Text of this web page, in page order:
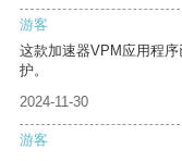
游客
这款加速器VPM应用程
护。
2024-11-30
游客